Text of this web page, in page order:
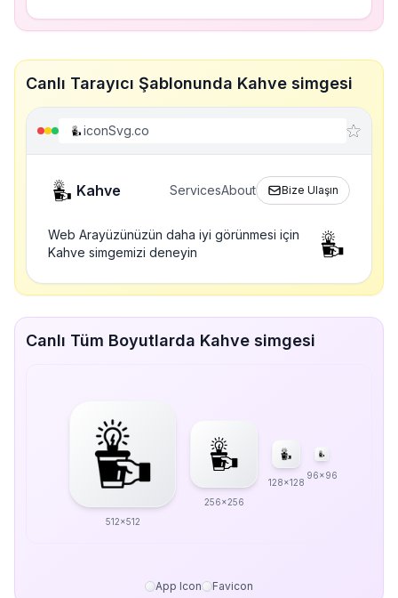
Canlı Tarayıcı Şablonunda Kahve simgesi
iconSvg.co
Kahve ServicesAbout Bize Ulaşın
Web Arayüzünüzün daha iyi görünmesi için
Kahve simgemizi deneyin
Canlı Tüm Boyutlarda Kahve simgesi
512x512
256x256
128x128
96x96
App Icon Favicon